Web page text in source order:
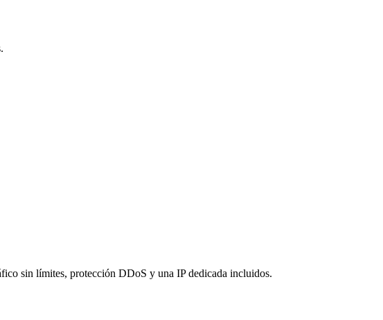
sin límites, protección DDoS y una IP dedicada incluidos.